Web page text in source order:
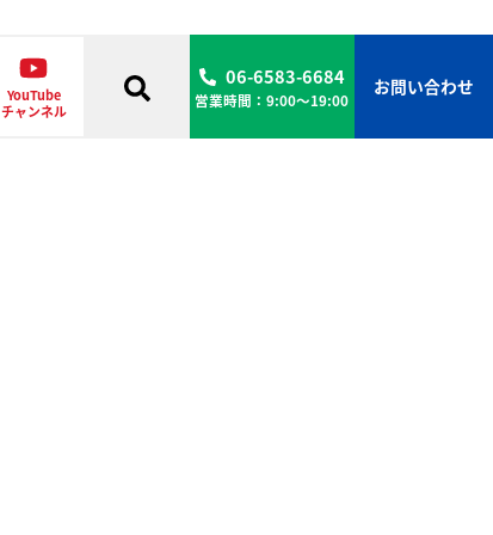
YouTube
チャンネル
06-6583-6684
営業時間：9:00〜19:00
お問い合わせ